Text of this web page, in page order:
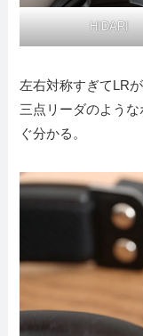
HIDARI
左右対称すぎてLR
三点リーダのよう
ぐ分かる。